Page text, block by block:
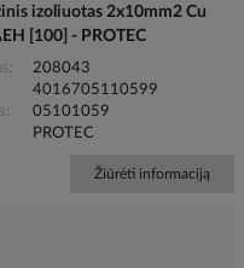
izoliuotas 2x10mm2 Cu
[100] - PROTEC
208043
4016705110599
05101059
PROTEC
Žiūrėti informaciją